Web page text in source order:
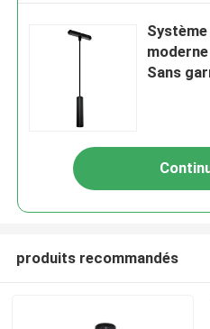
Sans
produits recommandés